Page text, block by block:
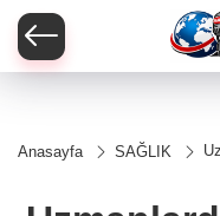
Anasayfa SAĞLIK